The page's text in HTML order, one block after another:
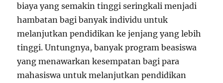
biaya yang semakin tinggi seringkali menjadi
hambatan bagi banyak individu untuk
melanjutkan pendidikan ke jenjang yang lebih
tinggi. Untungnya, banyak program beasiswa
yang menawarkan kesempatan bagi para
mahasiswa untuk melanjutkan pendidikan